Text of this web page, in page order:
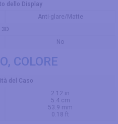
dello Display
Anti-glare/Matte
3D
No
COLORE
del Caso
2.12 in
5.4 cm
53.9 mm
0.18 ft